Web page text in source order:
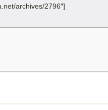
archives/2796″]